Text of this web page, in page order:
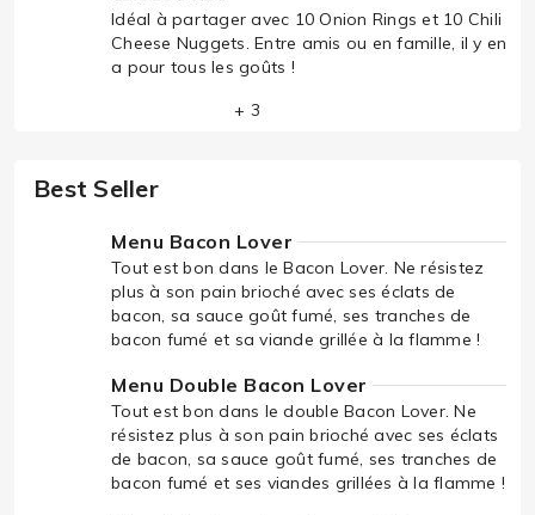
Idéal à partager avec 10 Onion Rings et 10 Chili
Cheese Nuggets. Entre amis ou en famille, il y en
a pour tous les goûts !
+ 3
Best Seller
Menu Bacon Lover
Tout est bon dans le Bacon Lover. Ne résistez
plus à son pain brioché avec ses éclats de
bacon, sa sauce goût fumé, ses tranches de
bacon fumé et sa viande grillée à la flamme !
Menu Double Bacon Lover
Tout est bon dans le double Bacon Lover. Ne
résistez plus à son pain brioché avec ses éclats
de bacon, sa sauce goût fumé, ses tranches de
bacon fumé et ses viandes grillées à la flamme !